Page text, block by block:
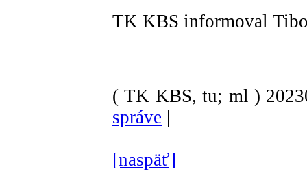
TK KBS informoval
( TK KBS, tu; ml )
správe |
[naspäť]